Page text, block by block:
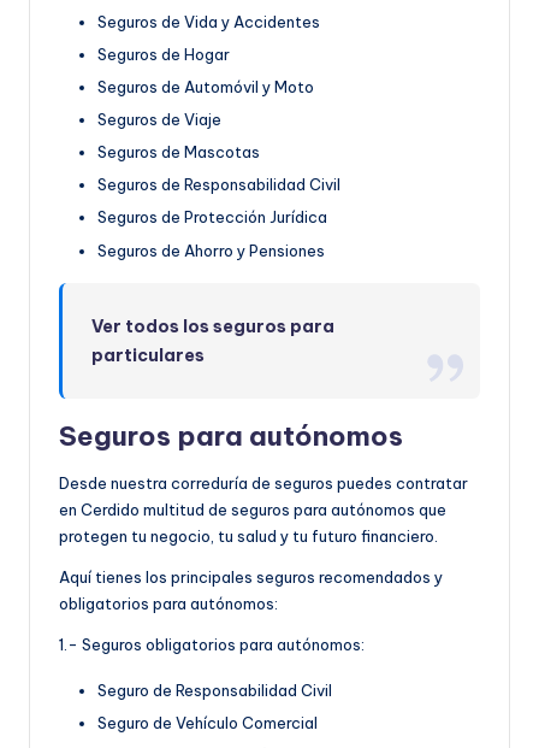
Seguros de Vida y Accidentes
Seguros de Hogar
Seguros de Automóvil y Moto
Seguros de Viaje
Seguros de Mascotas
Seguros de Responsabilidad Civil
Seguros de Protección Jurídica
Seguros de Ahorro y Pensiones
Ver todos los seguros para
particulares
Seguros para autónomos
Desde nuestra correduría de seguros puedes contratar
en Cerdido multitud de seguros para autónomos que
protegen tu negocio, tu salud y tu futuro financiero.
Aquí tienes los principales seguros recomendados y
obligatorios para autónomos:
1.- Seguros obligatorios para autónomos:
Seguro de Responsabilidad Civil
Seguro de Vehículo Comercial